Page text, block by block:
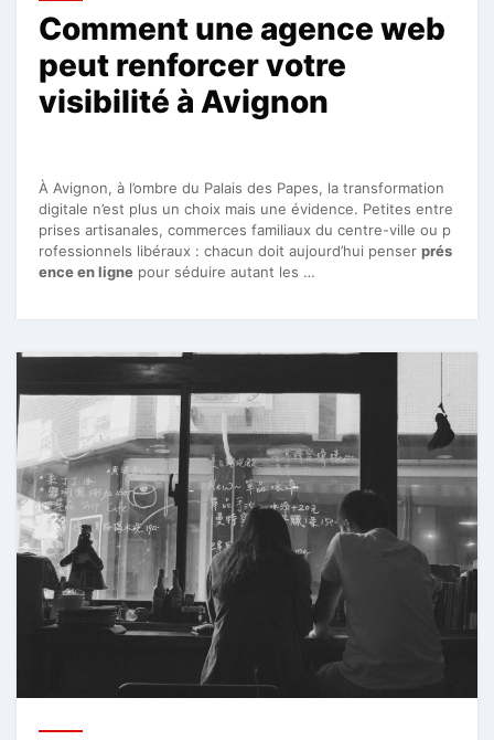
Comment une agence web
peut renforcer votre
visibilité à Avignon
À Avignon, à l’ombre du Palais des Papes, la transformation
digitale n’est plus un choix mais une évidence. Petites entre
prises artisanales, commerces familiaux du centre-ville ou p
rofessionnels libéraux : chacun doit aujourd’hui penser prés
ence en ligne pour séduire autant les …